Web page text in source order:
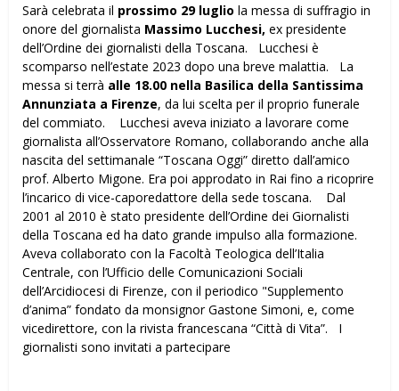
Sarà celebrata il prossimo 29 luglio la messa di suffragio in
onore del giornalista Massimo Lucchesi, ex presidente
dell’Ordine dei giornalisti della Toscana. Lucchesi è
scomparso nell’estate 2023 dopo una breve malattia. La
messa si terrà alle 18.00 nella Basilica della Santissima
Annunziata a Firenze, da lui scelta per il proprio funerale
del commiato. Lucchesi aveva iniziato a lavorare come
giornalista all’Osservatore Romano, collaborando anche alla
nascita del settimanale “Toscana Oggi” diretto dall’amico
prof. Alberto Migone. Era poi approdato in Rai fino a ricoprire
l’incarico di vice-caporedattore della sede toscana. Dal
2001 al 2010 è stato presidente dell’Ordine dei Giornalisti
della Toscana ed ha dato grande impulso alla formazione.
Aveva collaborato con la Facoltà Teologica dell’Italia
Centrale, con l’Ufficio delle Comunicazioni Sociali
dell’Arcidiocesi di Firenze, con il periodico "Supplemento
d’anima” fondato da monsignor Gastone Simoni, e, come
vicedirettore, con la rivista francescana “Città di Vita”. I
giornalisti sono invitati a partecipare